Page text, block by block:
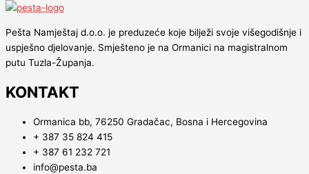
Pešta Namještaj d.o.o. je preduzeće koje bilježi svoje višegodišnje i
uspješno djelovanje. Smješteno je na Ormanici na magistralnom
putu Tuzla-Županja.
KONTAKT
Ormanica bb, 76250 Gradačac, Bosna i Hercegovina
+ 387 35 824 415
+ 387 61 232 721
info@pesta.ba